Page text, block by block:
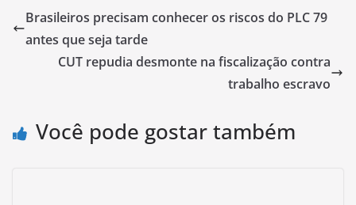
Brasileiros precisam conhecer os riscos do PLC 79
antes que seja tarde
CUT repudia desmonte na fiscalização contra
trabalho escravo
Você pode gostar também